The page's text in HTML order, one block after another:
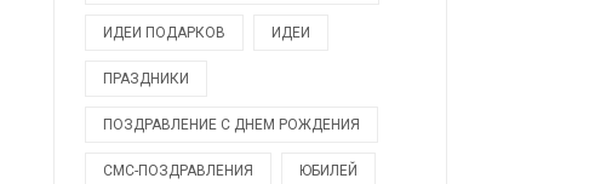
ИДЕИ ПОДАРКОВ ИДЕИ
ПРАЗДНИКИ
ПОЗДРАВЛЕНИЕ С ДНЕМ РОЖДЕНИЯ
СМС-ПОЗДРАВЛЕНИЯ ЮБИЛЕЙ